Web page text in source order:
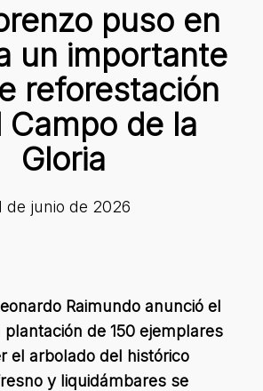
puso en
un importante
reforestación
Campo de la
Gloria
de junio de 2026
Raimundo anunció el
de 150 ejemplares
el arbolado del histórico
y liquidámbares se